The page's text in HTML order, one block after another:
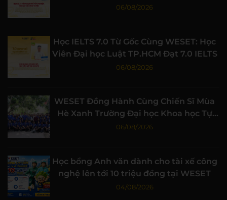
Học Tập Chất Lượng
06/08/2026
Học IELTS 7.0 Từ Gốc Cùng WESET: Học
Viên Đại học Luật TP.HCM Đạt 7.0 IELTS
06/08/2026
WESET Đồng Hành Cùng Chiến Sĩ Mùa
Hè Xanh Trường Đại học Khoa học Tự
nhiên, ĐHQG-HCM
06/08/2026
Học bổng Anh văn dành cho tài xế công
nghệ lên tới 10 triệu đồng tại WESET
04/08/2026